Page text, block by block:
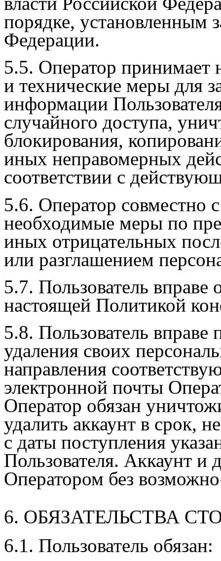
порядке, установленным
Федерации.
5.5. Оператор принимает
и технические меры для
информации
случайного доступа,
блокирования,
иных неправомерных
соответствии с
5.6. Оператор совместно
необходимые меры по
иных отрицательных
или разглашением
5.7. Пользователь вправе
настоящей Политикой
5.8. Пользователь вправе
удаления своих
направления
электронной почты
Оператор обязан
удалить аккаунт в срок,
с даты поступления
Пользователя. Аккаунт и
Оператором без
6. ОБЯЗАТЕЛЬСТВА
6.1. Пользователь обязан: